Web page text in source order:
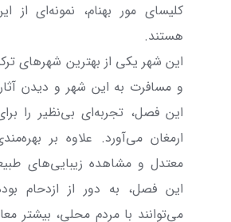
کلیسای مور بهنام، نمونه‌ای از
هستند.
این شهر یکی از بهترین شهرهای
و مسافرت به این شهر و دیدن
این فصل، تجربه‌ای بی‌نظیر را
ارمغان می‌آورد. علاوه بر
معتدل و مشاهده زیبایی‌های
این فصل، به دور از ازدحام
می‌توانند با مردم محلی، بیشتر